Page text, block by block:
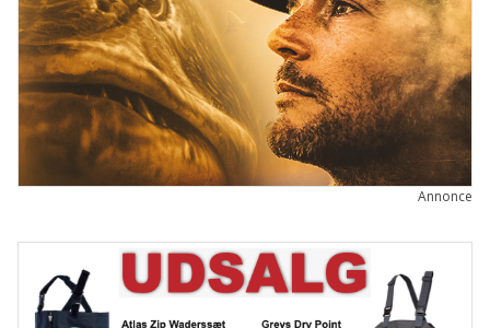
Annonce